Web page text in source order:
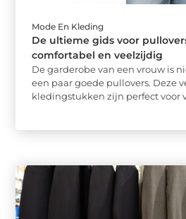
Mode En Kleding
De ultieme gids voor
comfortabel en veelzijdig
De garderobe van een vrouw is
een paar goede pullovers. Deze
kledingstukken zijn perfect voor